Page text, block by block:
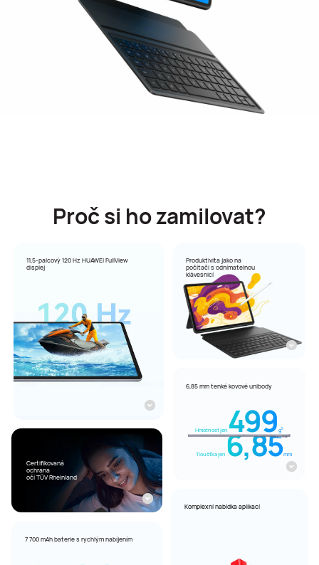
Proč si ho zamilovat?
11,5-palcový 120 Hz HUAWEI FullView
displej
Produktivita jako na
počítači s odnímatelnou
klávesnicí
Hmotnost jen 499 g5
Tloušťka jen6,85mm
6,85 mm tenkékovové unibody
Certifikovaná
ochrana
očí TÜV Rheinland
7 700 mAh baterie s rychlým nabíjením
Komplexní nabídka aplikací